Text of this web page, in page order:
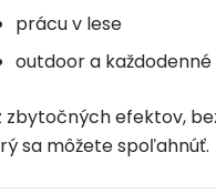
prácu v lese
outdoor a každodenné
zbytočných efektov,
sa môžete spoľahnúť.